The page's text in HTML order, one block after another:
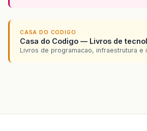
CASA DO CODIGO
Casa do Codigo — Livros de
Livros de programacao, infraestrutura e